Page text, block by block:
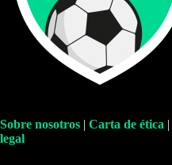
Sobre nosotros | Carta de ética |
legal